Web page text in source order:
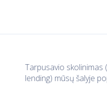
Tarpusavio skolinimas
lending) mūsų šalyje